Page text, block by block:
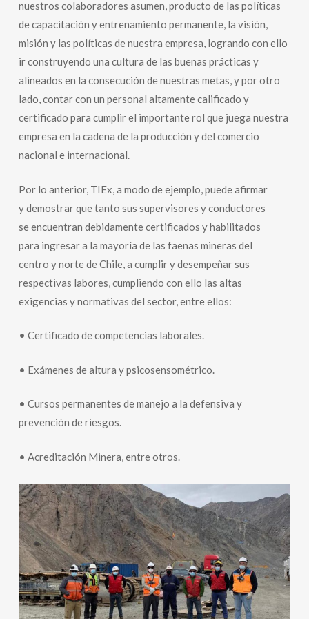
nuestros colaboradores asumen, producto de las políticas
de capacitación y entrenamiento permanente, la visión,
misión y las políticas de nuestra empresa, logrando con ello
ir construyendo una cultura de las buenas prácticas y
alineados en la consecución de nuestras metas, y por otro
lado, contar con un personal altamente calificado y
certificado para cumplir el importante rol que juega nuestra
empresa en la cadena de la producción y del comercio
nacional e internacional.
Por lo anterior, TIEx, a modo de ejemplo, puede afirmar
y demostrar que tanto sus supervisores y conductores
se encuentran debidamente certificados y habilitados
para ingresar a la mayoría de las faenas mineras del
centro y norte de Chile, a cumplir y desempeñar sus
respectivas labores, cumpliendo con ello las altas
exigencias y normativas del sector, entre ellos:
• Certificado de competencias laborales.
• Exámenes de altura y psicosensométrico.
• Cursos permanentes de manejo a la defensiva y
prevención de riesgos.
• Acreditación Minera, entre otros.